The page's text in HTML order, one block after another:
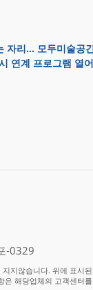
자리… 모두미술공
연계 프로그램 열어
-0329
지않습니다. 위에 표시
해당업체의 고객센터